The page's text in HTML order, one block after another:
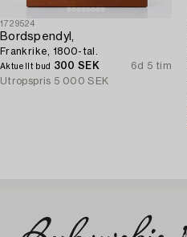
1729524
Bordspendyl,
Frankrike, 1800-tal.
Aktuellt bud 300 SEK
6d 5 tim
Utropspris 5 000 SEK